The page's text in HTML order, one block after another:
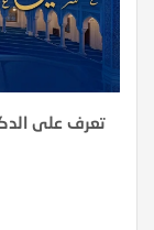
تعرف على